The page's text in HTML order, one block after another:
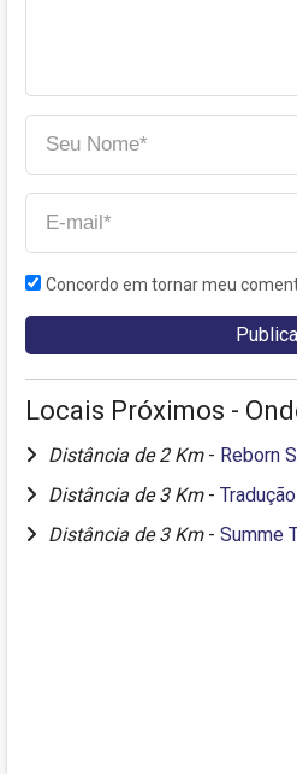
Concordo em tornar meu
Locais Próximos -
Distância de 2 Km - Reborn
Distância de 3 Km -
Distância de 3 Km - Summe